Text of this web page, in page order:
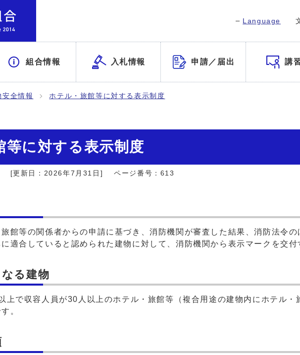
Language
組合情報 入札情報 申請／届出 講
安全情報 ホテル・旅館等に対する表示制度
等に対する表示制度
[更新日：2026年7月31日] ページ番号：613
館等の関係者からの申請に基づき、消防機関が審査した結果、消防法令の
適合していると認められた建物に対して、消防機関から表示マークを交付
る建物
上で収容人員が30人以上のホテル・旅館等（複合用途の建物内にホテル・
。